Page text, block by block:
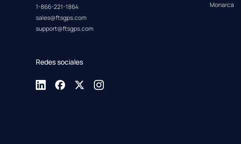
1-866-221-1864
sales@ftsgps.com
support@ftsgps.com
Redes sociales
Monarca